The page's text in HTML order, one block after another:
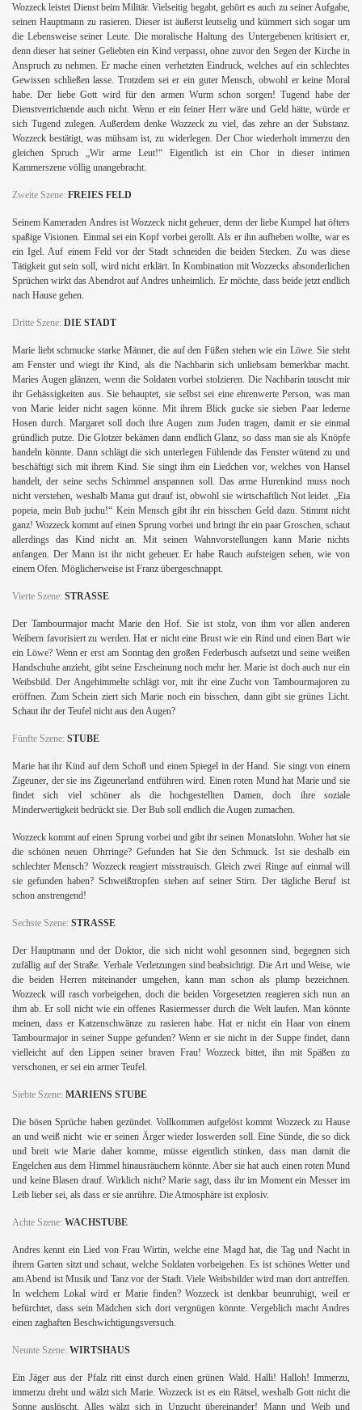
Wozzeck leistet Dienst beim Militär. Vielseitig begabt, gehört es auch zu seiner Aufgabe,
seinen Hauptmann zu rasieren. Dieser ist äußerst leutselig und kümmert sich sogar um
die Lebensweise seiner Leute. Die moralische Haltung des Untergebenen kritisiert er,
denn dieser hat seiner Geliebten ein Kind verpasst, ohne zuvor den Segen der Kirche in
Anspruch zu nehmen. Er mache einen verhetzten Eindruck, welches auf ein schlechtes
Gewissen schließen lasse. Trotzdem sei er ein guter Mensch, obwohl er keine Moral
habe. Der liebe Gott wird für den armen Wurm schon sorgen! Tugend habe der
Dienstverrichtende auch nicht. Wenn er ein feiner Herr wäre und Geld hätte, würde er
sich Tugend zulegen. Außerdem denke Wozzeck zu viel, das zehre an der Substanz.
Wozzeck bestätigt, was mühsam ist, zu widerlegen. Der Chor wiederholt immerzu den
gleichen Spruch „Wir arme Leut!“ Eigentlich ist ein Chor in dieser intimen
Kammerszene völlig unangebracht.
Zweite Szene: FREIES FELD
Seinem Kameraden Andres ist Wozzeck nicht geheuer, denn der liebe Kumpel hat öfters
spaßige Visionen. Einmal sei ein Kopf vorbei gerollt. Als er ihn aufheben wollte, war es
ein Igel. Auf einem Feld vor der Stadt schneiden die beiden Stecken. Zu was diese
Tätigkeit gut sein soll, wird nicht erklärt. In Kombination mit Wozzecks absonderlichen
Sprüchen wirkt das Abendrot auf Andres unheimlich. Er möchte, dass beide jetzt endlich
nach Hause gehen.
Dritte Szene: DIE STADT
Marie liebt schmucke starke Männer, die auf den Füßen stehen wie ein Löwe. Sie steht
am Fenster und wiegt ihr Kind, als die Nachbarin sich unliebsam bemerkbar macht.
Maries Augen glänzen, wenn die Soldaten vorbei stolzieren. Die Nachbarin tauscht mir
ihr Gehässigkeiten aus. Sie behauptet, sie selbst sei eine ehrenwerte Person, was man
von Marie leider nicht sagen könne. Mit ihrem Blick gucke sie sieben Paar lederne
Hosen durch. Margaret soll doch ihre Augen zum Juden tragen, damit er sie einmal
gründlich putze. Die Glotzer bekämen dann endlich Glanz, so dass man sie als Knöpfe
handeln könnte. Dann schlägt die sich unterlegen Fühlende das Fenster wütend zu und
beschäftigt sich mit ihrem Kind. Sie singt ihm ein Liedchen vor, welches von Hansel
handelt, der seine sechs Schimmel anspannen soll. Das arme Hurenkind muss noch
nicht verstehen, weshalb Mama gut drauf ist, obwohl sie wirtschaftlich Not leidet. „Eia
popeia, mein Bub juchu!“ Kein Mensch gibt ihr ein bisschen Geld dazu. Stimmt nicht
ganz! Wozzeck kommt auf einen Sprung vorbei und bringt ihr ein paar Groschen, schaut
allerdings das Kind nicht an. Mit seinen Wahnvorstellungen kann Marie nichts
anfangen. Der Mann ist ihr nicht geheuer. Er habe Rauch aufsteigen sehen, wie von
einem Ofen. Möglicherweise ist Franz übergeschnappt.
Vierte Szene: STRASSE
Der Tambourmajor macht Marie den Hof. Sie ist stolz, von ihm vor allen anderen
Weibern favorisiert zu werden. Hat er nicht eine Brust wie ein Rind und einen Bart wie
ein Löwe? Wenn er erst am Sonntag den großen Federbusch aufsetzt und seine weißen
Handschuhe anzieht, gibt seine Erscheinung noch mehr her. Marie ist doch auch nur ein
Weibsbild. Der Angehimmelte schlägt vor, mit ihr eine Zucht von Tambourmajoren zu
eröffnen. Zum Schein ziert sich Marie noch ein bisschen, dann gibt sie grünes Licht.
Schaut ihr der Teufel nicht aus den Augen?
Fünfte Szene: STUBE
Marie hat ihr Kind auf dem Schoß und einen Spiegel in der Hand. Sie singt von einem
Zigeuner, der sie ins Zigeunerland entführen wird. Einen roten Mund hat Marie und sie
findet sich viel schöner als die hochgestellten Damen, doch ihre soziale
Minderwertigkeit bedrückt sie. Der Bub soll endlich die Augen zumachen.
Wozzeck kommt auf einen Sprung vorbei und gibt ihr seinen Monatslohn. Woher hat sie
die schönen neuen Ohrringe? Gefunden hat Sie den Schmuck. Ist sie deshalb ein
schlechter Mensch? Wozzeck reagiert misstrauisch. Gleich zwei Ringe auf einmal will
sie gefunden haben? Schweißtropfen stehen auf seiner Stirn. Der tägliche Beruf ist
schon anstrengend!
Sechste Szene: STRASSE
Der Hauptmann und der Doktor, die sich nicht wohl gesonnen sind, begegnen sich
zufällig auf der Straße. Verbale Verletzungen sind beabsichtigt. Die Art und Weise, wie
die beiden Herren miteinander umgehen, kann man schon als plump bezeichnen.
Wozzeck will rasch vorbeigehen, doch die beiden Vorgesetzten reagieren sich nun an
ihm ab. Er soll nicht wie ein offenes Rasiermesser durch die Welt laufen. Man könnte
meinen, dass er Katzenschwänze zu rasieren habe. Hat er nicht ein Haar von einem
Tambourmajor in seiner Suppe gefunden? Wenn er sie nicht in der Suppe findet, dann
vielleicht auf den Lippen seiner braven Frau! Wozzeck bittet, ihn mit Späßen zu
verschonen, er sei ein armer Teufel.
Siebte Szene: MARIENS STUBE
Die bösen Sprüche haben gezündet. Vollkommen aufgelöst kommt Wozzeck zu Hause
an und weiß nicht wie er seinen Ärger wieder loswerden soll. Eine Sünde, die so dick
und breit wie Marie daher komme, müsse eigentlich stinken, dass man damit die
Engelchen aus dem Himmel hinausräuchern könnte. Aber sie hat auch einen roten Mund
und keine Blasen drauf. Wirklich nicht? Marie sagt, dass ihr im Moment ein Messer im
Leib lieber sei, als dass er sie anrühre. Die Atmosphäre ist explosiv.
Achte Szene: WACHSTUBE
Andres kennt ein Lied von Frau Wirtin, welche eine Magd hat, die Tag und Nacht in
ihrem Garten sitzt und schaut, welche Soldaten vorbeigehen. Es ist schönes Wetter und
am Abend ist Musik und Tanz vor der Stadt. Viele Weibsbilder wird man dort antreffen.
In welchem Lokal wird er Marie finden? Wozzeck ist denkbar beunruhigt, weil er
befürchtet, dass sein Mädchen sich dort vergnügen könnte. Vergeblich macht Andres
einen zaghaften Beschwichtigungsversuch.
Neunte Szene: WIRTSHAUS
Ein Jäger aus der Pfalz ritt einst durch einen grünen Wald. Halli! Halloh!Immerzu,
immerzu dreht und wälzt sich Marie. Wozzeck ist es ein Rätsel, weshalb Gott nicht die
Sonne auslöscht. Alles wälzt sich in Unzucht übereinander! Mann und Weib und